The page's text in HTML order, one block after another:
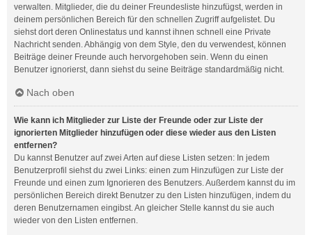
verwalten. Mitglieder, die du deiner Freundesliste hinzufügst, werden in
deinem persönlichen Bereich für den schnellen Zugriff aufgelistet. Du
siehst dort deren Onlinestatus und kannst ihnen schnell eine Private
Nachricht senden. Abhängig von dem Style, den du verwendest, können
Beiträge deiner Freunde auch hervorgehoben sein. Wenn du einen
Benutzer ignorierst, dann siehst du seine Beiträge standardmäßig nicht.
Nach oben
Wie kann ich Mitglieder zur Liste der Freunde oder zur Liste der
ignorierten Mitglieder hinzufügen oder diese wieder aus den Listen
entfernen?
Du kannst Benutzer auf zwei Arten auf diese Listen setzen: In jedem
Benutzerprofil siehst du zwei Links: einen zum Hinzufügen zur Liste der
Freunde und einen zum Ignorieren des Benutzers. Außerdem kannst du im
persönlichen Bereich direkt Benutzer zu den Listen hinzufügen, indem du
deren Benutzernamen eingibst. An gleicher Stelle kannst du sie auch
wieder von den Listen entfernen.